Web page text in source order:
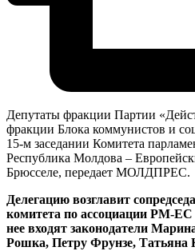
Депутаты фракции Партии
фракции Блока коммунистов и
15-м заседании Комитета
Республика Молдова –
Брюсселе, передает МОЛДПРЕС.
Делегацию возглавит
комитета по ассоциации РМ-
нее входят законодатели
Рошка, Петру Фрунзе, Татьяна